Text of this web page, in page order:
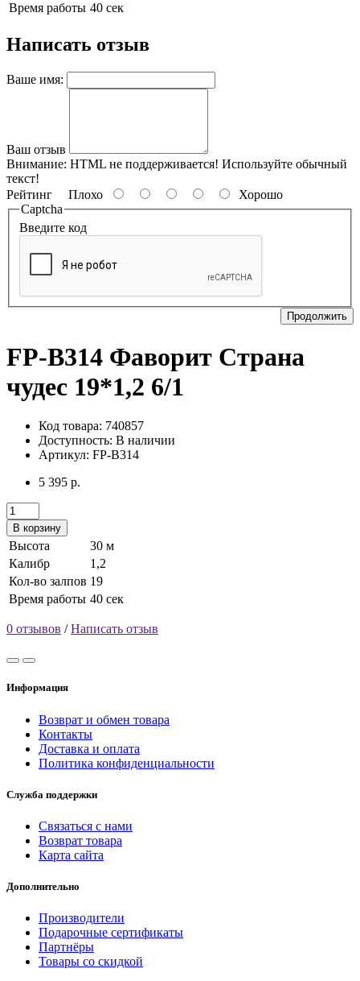
Время работы 40 сек
Написать отзыв
Ваше имя:
Ваш отзыв
Внимание: HTML не поддерживается! Используйте обычный
текст!
Рейтинг Плохо
Хорошо
Captcha
Введите код
Продолжить
FP-B314 Фаворит Страна
чудес 19*1,2 6/1
Код товара: 740857
Доступность: В наличии
Артикул: FP-B314
5 395 р.
В корзину
Высота
30 м
Калибр
1,2
Кол-во залпов 19
Время работы 40 сек
0 отзывов /Написать отзыв
Информация
Возврат и обмен товара
Контакты
Доставка и оплата
Политика конфиденциальности
Служба поддержки
Связаться с нами
Возврат товара
Карта сайта
Дополнительно
Производители
Подарочные сертификаты
Партнёры
Товары со скидкой